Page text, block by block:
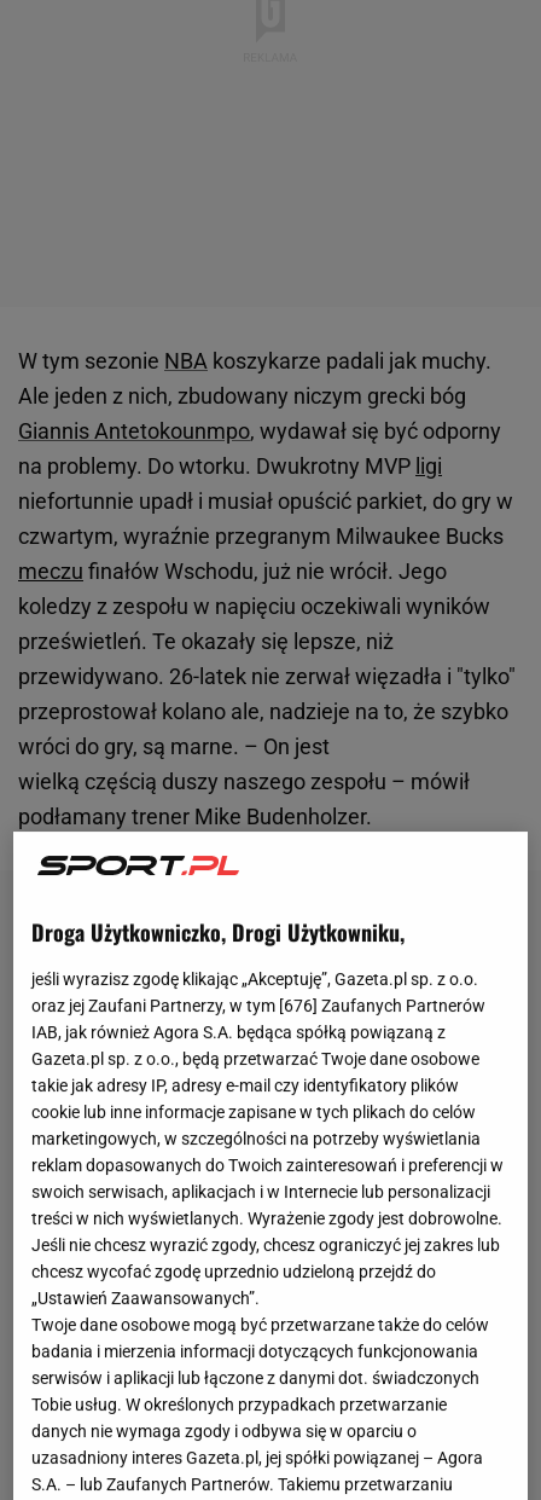
W tym sezonie NBA koszykarze padali jak muchy.
Ale jeden z nich, zbudowany niczym grecki bóg
Giannis Antetokounmpo, wydawał się być odporny
na problemy. Do wtorku. Dwukrotny MVP ligi
niefortunnie upadł i musiał opuścić parkiet, do gry w
czwartym, wyraźnie przegranym Milwaukee Bucks
meczu finałów Wschodu, już nie wrócił. Jego
koledzy z zespołu w napięciu oczekiwali wyników
prześwietleń. Te okazały się lepsze, niż
przewidywano. 26-latek nie zerwał więzadła i "tylko"
przeprostował kolano ale, nadzieje na to, że szybko
wróci do gry, są marne. – On jest
wielką częścią duszy naszego zespołu – mówił
podłamany trener Mike Budenholzer.
Droga Użytkowniczko, Drogi Użytkowniku,
jeśli wyrazisz zgodę klikając „Akceptuję”, Gazeta.pl sp. z o.o.
oraz jej Zaufani Partnerzy, w tym [676] Zaufanych Partnerów
IAB, jak również Agora S.A. będąca spółką powiązaną z
Gazeta.pl sp. z o.o., będą przetwarzać Twoje dane osobowe
takie jak adresy IP, adresy e-mail czy identyfikatory plików
cookie lub inne informacje zapisane w tych plikach do celów
marketingowych, w szczególności na potrzeby wyświetlania
reklam dopasowanych do Twoich zainteresowań i preferencji w
swoich serwisach, aplikacjach i w Internecie lub personalizacji
treści w nich wyświetlanych. Wyrażenie zgody jest dobrowolne.
Jeśli nie chcesz wyrazić zgody, chcesz ograniczyć jej zakres lub
chcesz wycofać zgodę uprzednio udzieloną przejdź do
„Ustawień Zaawansowanych”.
Twoje dane osobowe mogą być przetwarzane także do celów
badania i mierzenia informacji dotyczących funkcjonowania
serwisów i aplikacji lub łączone z danymi dot. świadczonych
Tobie usług. W określonych przypadkach przetwarzanie
danych nie wymaga zgody i odbywa się w oparciu o
uzasadniony interes Gazeta.pl, jej spółki powiązanej – Agora
S.A. – lub Zaufanych Partnerów. Takiemu przetwarzaniu